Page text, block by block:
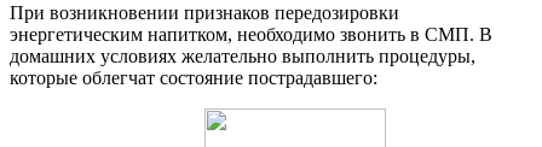
При возникновении признаков передозировки
энергетическим напитком, необходимо звонить в СМП. В
домашних условиях желательно выполнить процедуры,
которые облегчат состояние пострадавшего: